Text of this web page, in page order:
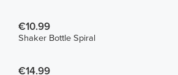
€10.99
Shaker Bottle Spiral
€14.99